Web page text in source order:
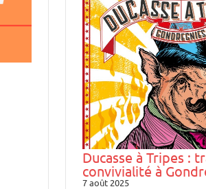
Ducasse à Tripes :
convivialité à
7 août 2025